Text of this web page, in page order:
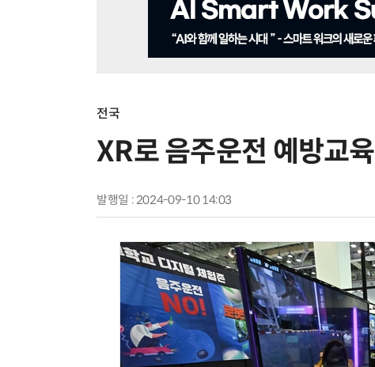
전국
XR로 음주운전 예방교육
발행일 : 2024-09-10 14:03